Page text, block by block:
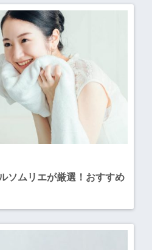
ソムリエが厳選！おすすめ